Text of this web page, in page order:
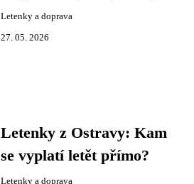
Letenky a doprava
27. 05. 2026
Letenky z Ostravy: Kam
se vyplatí letět přímo?
Letenky a doprava